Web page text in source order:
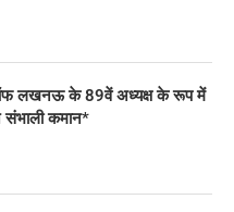
लखनऊ के 89वें अध्यक्ष के रूप में
संभाली कमान*